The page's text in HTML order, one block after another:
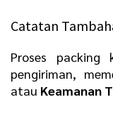
Catatan
Proses packing
pengiriman,
atau Keamanan